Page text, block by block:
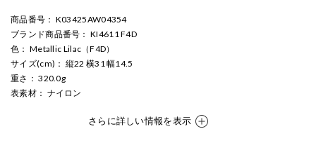
商品番号 ： K03425AW04354
ブランド商品番号 ： KI4611 F4D
色 ： Metallic Lilac（F4D）
サイズ(cm) ： 縦22 横31 幅14.5
重さ ： 320.0g
表素材： ナイロン
さらに詳しい情報を表示